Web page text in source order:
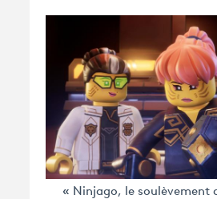
« Ninjago, le soulèvement